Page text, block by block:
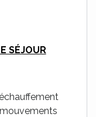
SÉJOUR